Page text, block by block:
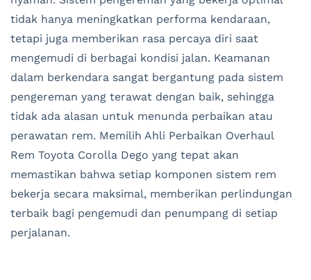
tidak hanya meningkatkan performa kendaraan,
tetapi juga memberikan rasa percaya diri saat
mengemudi di berbagai kondisi jalan. Keamanan
dalam berkendara sangat bergantung pada sistem
pengereman yang terawat dengan baik, sehingga
tidak ada alasan untuk menunda perbaikan atau
perawatan rem. Memilih Ahli Perbaikan Overhaul
Rem Toyota Corolla Dego yang tepat akan
memastikan bahwa setiap komponen sistem rem
bekerja secara maksimal, memberikan perlindungan
terbaik bagi pengemudi dan penumpang di setiap
perjalanan.